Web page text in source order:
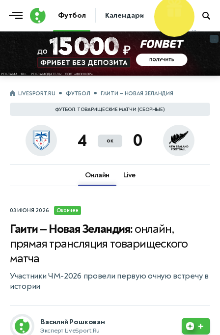
Футбол Календари Таблицы Матчи
...
...
LIVESPORT.RU ФУТБОЛ ГАИТИ — НОВАЯ ЗЕЛАНДИЯ
ФУТБОЛ. ТОВАРИЩЕСКИЕ МАТЧИ (СБОРНЫЕ)
4 ок 0
Онлайн Live
03 ИЮНЯ 2026 Окончен
Гаити — Новая Зеландия:онлайн,
прямая трансляция товарищеского
матча
Участники ЧМ-2026 провели первую очную встречу в
истории
Василий Рошкован
Эксперт LiveSport.Ru +